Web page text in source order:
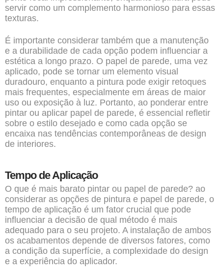
servir como um complemento harmonioso para essas
texturas.
É importante considerar também que a manutenção
e a durabilidade de cada opção podem influenciar a
estética a longo prazo. O papel de parede, uma vez
aplicado, pode se tornar um elemento visual
duradouro, enquanto a pintura pode exigir retoques
mais frequentes, especialmente em áreas de maior
uso ou exposição à luz. Portanto, ao ponderar entre
pintar ou aplicar papel de parede, é essencial refletir
sobre o estilo desejado e como cada opção se
encaixa nas tendências contemporâneas de design
de interiores.
Tempo de Aplicação
O que é mais barato pintar ou papel de parede? ao
considerar as opções de pintura e papel de parede, o
tempo de aplicação é um fator crucial que pode
influenciar a decisão de qual método é mais
adequado para o seu projeto. A instalação de ambos
os acabamentos depende de diversos fatores, como
a condição da superfície, a complexidade do design
e a experiência do aplicador.